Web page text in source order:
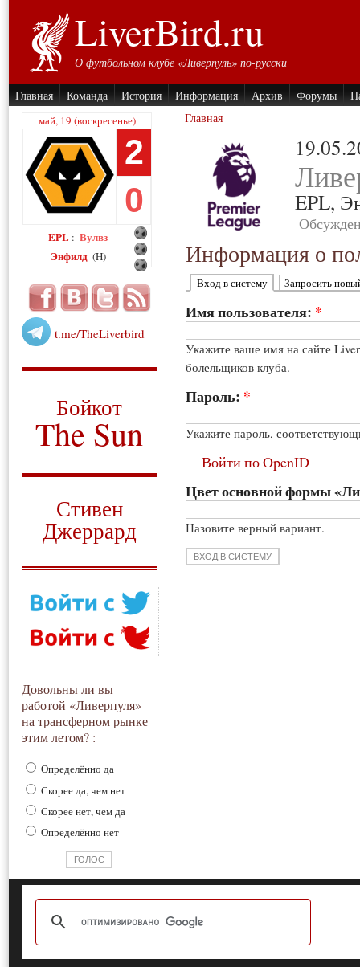
LiverBird.ru
О футбольном клубе «Ливерпуль» по-русски
Главная Команда История Информация Архив Форумы
май, 19 (воскресенье)
2
0
EPL : Вулвз
Энфилд (H)
t.me/TheLiverbird
Бойкот
The Sun
Стивен
Джеррард
Довольны ли вы
работой «Ливерпуля»
на трансферном рынке
этим летом? :
Определённо да
Скорее да, чем нет
Скорее нет, чем да
Определённо нет
Главная
EPL,
Информация о
Вход в систему Запросить
Имя пользователя: *
Укажите ваше имя на сайте
болельщиков клуба.
Пароль: *
Укажите пароль,
Войти по OpenID
Цвет основной формы
Назовите верный вариант.